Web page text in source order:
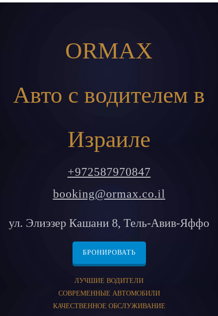
ORMAX
Авто с водителем в
Израиле
+972587970847
booking@ormax.co.il
ул. Элиэзер Кашани 8, Тель-Авив-Яффо
БРОНИРОВАТЬ
ЛУЧШИЕ ВОДИТЕЛИ
СОВРЕМЕННЫЕ АВТОМОБИЛИ
КАЧЕСТВЕННОЕ ОБСЛУЖИВАНИЕ